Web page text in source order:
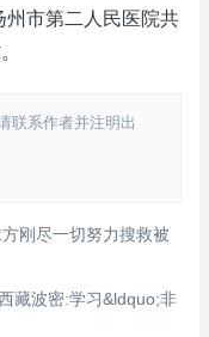
州市第二人民医院共
联系作者并注明出
刚尽一切努力搜救被
藏波密:学习&ldquo;非